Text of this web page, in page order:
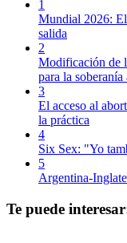
1
Mundial 2026:
salida
2
Modificación de
para la soberanía
3
El acceso al
la práctica
4
Six Sex: "Yo
5
Argentina-
Te puede